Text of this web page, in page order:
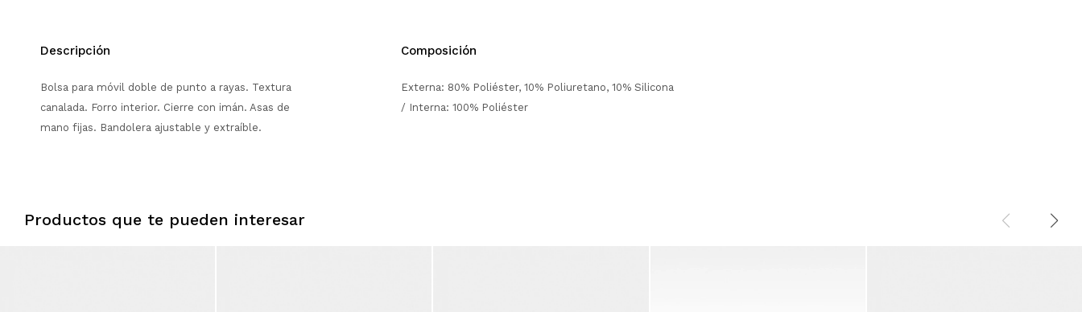
Descripción
Bolsa para móvil doble de punto a rayas. Textura
canalada. Forro interior. Cierre con imán. Asas de
mano fijas. Bandolera ajustable y extraíble.
Composición
Externa: 80% Poliéster, 10% Poliuretano, 10% Silicona
/ Interna: 100% Poliéster
Productos que te pueden interesar